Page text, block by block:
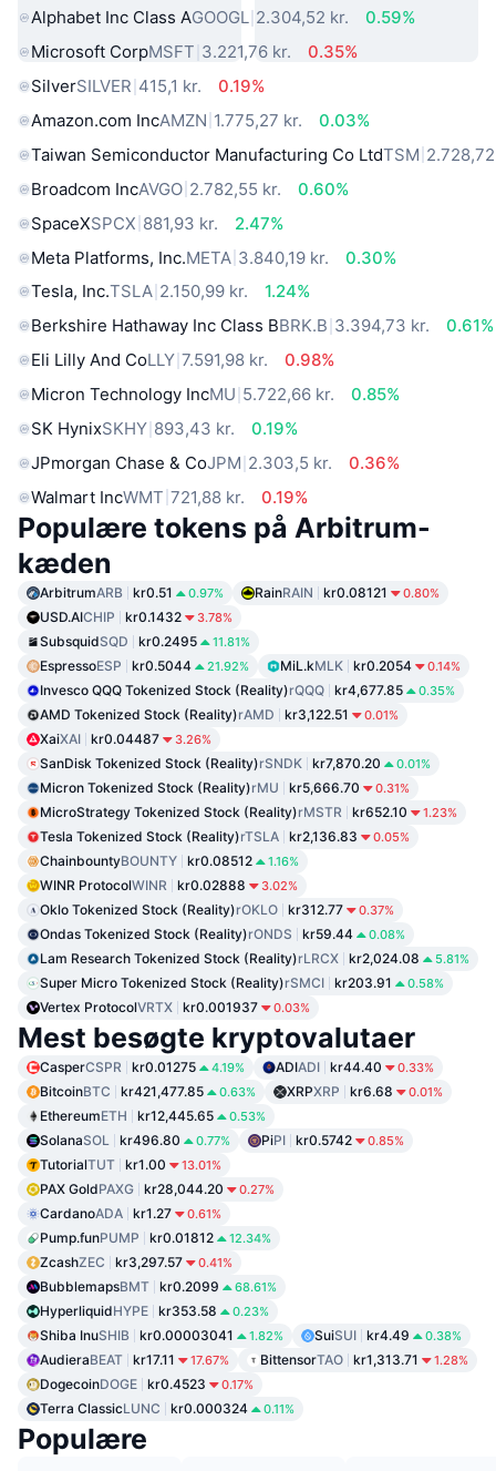
Alphabet Inc Class AGOOGL 2.304,52 kr.
0.59%
Microsoft CorpMSFT 3.221,76 kr.
0.35%
SilverSILVER 415,1 kr.
0.19%
Amazon.com IncAMZN 1.775,27 kr.
0.03%
Taiwan Semiconductor Manufacturing Co LtdTSM
Broadcom IncAVGO 2.782,55 kr.
0.60%
SpaceXSPCX 881,93 kr.
2.47%
Meta Platforms, Inc.META 3.840,19 kr.
0.30%
Tesla, Inc.TSLA 2.150,99 kr.
1.24%
Berkshire Hathaway Inc Class BBRK.B 3.394,73 kr.
0.61%
Eli Lilly And CoLLY 7.591,98 kr.
0.98%
Micron Technology IncMU 5.722,66 kr.
0.85%
SK HynixSKHY 893,43 kr.
0.19%
JPmorgan Chase & CoJPM 2.303,5 kr.
0.36%
Walmart IncWMT 721,88 kr. 0.19%
Populære tokens på Arbitrum-
kæden
ArbitrumARB kr0.51 0.97% RainRAIN kr0.08121 0.80%
USD.AICHIP kr0.1432 3.78%
SubsquidSQD kr0.2495 11.81%
EspressoESP kr0.5044 21.92% MiL.kMLK kr0.2054 0.14%
Invesco QQQ Tokenized Stock (Reality)rQQQ kr4,677.85 0.35%
AMD Tokenized Stock (Reality)rAMD kr3,122.51 0.01%
XaiXAI kr0.04487 3.26%
SanDisk Tokenized Stock (Reality)rSNDK kr7,870.20 0.01%
Micron Tokenized Stock (Reality)rMU kr5,666.70 0.31%
MicroStrategy Tokenized Stock (Reality)rMSTR kr652.10 1.23%
Tesla Tokenized Stock (Reality)rTSLA kr2,136.83 0.05%
ChainbountyBOUNTY kr0.08512 1.16%
WINR ProtocolWINR kr0.02888 3.02%
Oklo Tokenized Stock (Reality)rOKLO kr312.77 0.37%
Ondas Tokenized Stock (Reality)rONDS kr59.44 0.08%
Lam Research Tokenized Stock (Reality)rLRCX kr2,024.08 5.81%
Super Micro Tokenized Stock (Reality)rSMCI kr203.91 0.58%
Vertex ProtocolVRTX kr0.001937 0.03%
Mest besøgte kryptovalutaer
CasperCSPR kr0.01275 4.19% ADIADI kr44.40 0.33%
BitcoinBTC kr421,477.85 0.63% XRPXRP kr6.68 0.01%
EthereumETH kr12,445.65 0.53%
SolanaSOL kr496.80 0.77% PiPI kr0.5742 0.85%
TutorialTUT kr1.00 13.01%
PAX GoldPAXG kr28,044.20 0.27%
CardanoADA kr1.27 0.61%
Pump.funPUMP kr0.01812 12.34%
ZcashZEC kr3,297.57 0.41%
BubblemapsBMT kr0.2099 68.61%
HyperliquidHYPE kr353.58 0.23%
Shiba InuSHIB kr0.00003041 1.82% SuiSUI kr4.49 0.38%
AudieraBEAT kr17.11 17.67% BittensorTAO kr1,313.71 1.28%
DogecoinDOGE kr0.4523 0.17%
Terra ClassicLUNC kr0.000324 0.11%
Populære